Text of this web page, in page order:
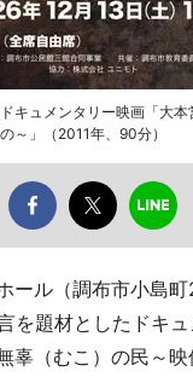
キュメンタリー映画「大
～」（2011年、90分）
ール（調布市小島町
を題材としたドキ
辜（むこ）の民～